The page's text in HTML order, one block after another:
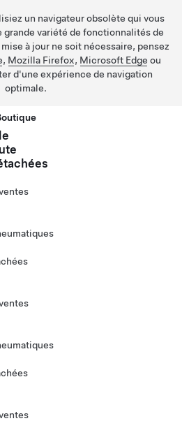
un navigateur obsolète qui vous
grande variété de fonctionnalités de
à jour ne soit nécessaire, pensez
, Mozilla Firefox, Microsoft Edge ou
d'une expérience de navigation
optimale.